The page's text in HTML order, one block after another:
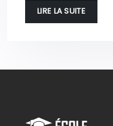
LIRE LA SUITE